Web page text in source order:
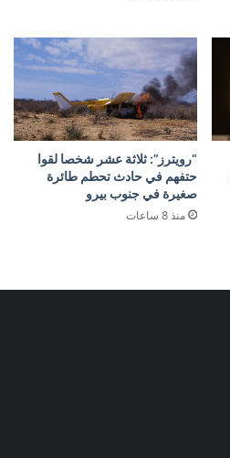
“رويترز”: ثلاثة عشر شخصا لقوا
حتفهم في حادث تحطم طائرة
صغيرة في جنوب بيرو
منذ 8 ساعات